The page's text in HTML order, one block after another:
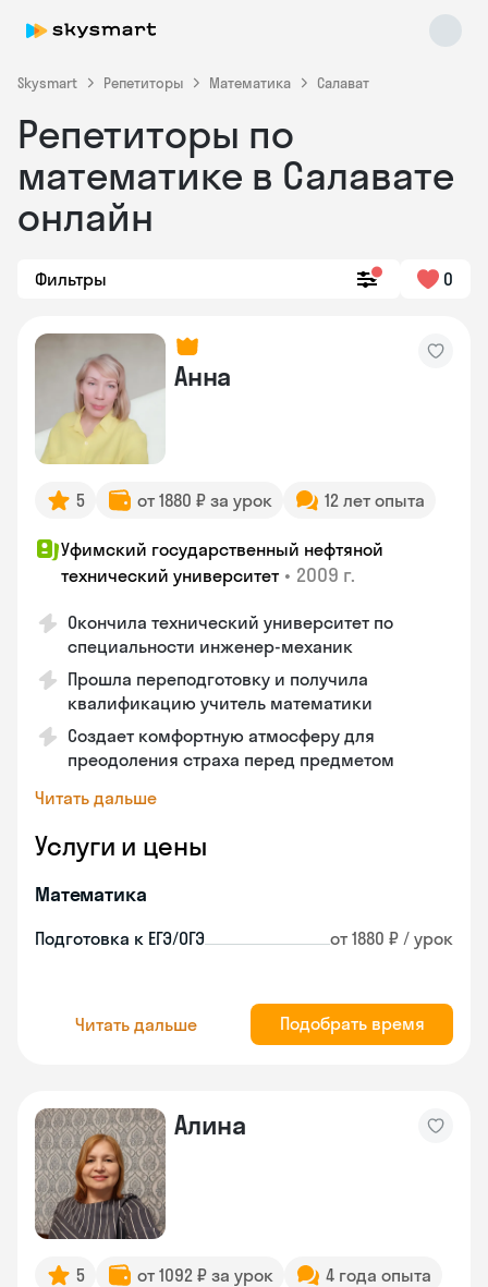
Skysmart Репетиторы Математика Салават
Репетиторы по
математике в Салавате
онлайн
Фильтры 0
Анна
5 от 1880 ₽ за урок 12 лет опыта
Уфимский государственный нефтяной
технический университет • 2009 г.
Окончила технический университет по
специальности инженер-механик
Прошла переподготовку и получила
квалификацию учитель математики
Создает комфортную атмосферу для
преодоления страха перед предметом
Читать дальше
Услуги и цены
Математика
Подготовка к ЕГЭ/ОГЭ от 1880 ₽ / урок
Читать дальше Подобрать время
Алина
5 от 1092 ₽ за урок
4 года опыта
Skysmart Chat